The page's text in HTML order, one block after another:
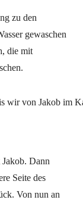
zu den
gewaschen
die mit
Dann
Seite des
Von nun an